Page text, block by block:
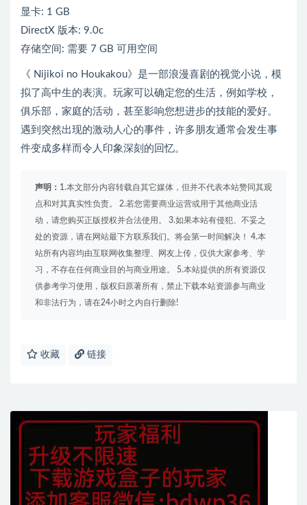
显卡: 1 GB
DirectX 版本: 9.0c
存储空间: 需要 7 GB 可用空间
《 Nijikoi no Houkakou》是一部浪漫喜剧的视觉小说，模
拟了高中生的表演。玩家可以确定您的生活，例如学校，
俱乐部，家庭的活动，甚至影响您想进步的技能的爱好。
遇到突然出现的激动人心的事件，许多朋友通常会发生事
件变成多样而令人印象深刻的回忆。
声明： 1.本文部分内容转载自其它媒体，但并不代表本站赞同其观
点和对其真实性负责。 2.若您需要商业运营或用于其他商业活
动，请您购买正版授权并合法使用。 3.如果本站有侵犯、不妥之
处的资源，请在网站最下方联系我们。将会第一时间解决！ 4.本
站所有内容均由互联网收集整理、网友上传，仅供大家参考、学
习，不存在任何商业目的与商业用途。 5.本站提供的所有资源仅
供参考学习使用，版权归原著所有，禁止下载本站资源参与商业
和非法行为，请在24小时之内自行删除!
收藏 链接